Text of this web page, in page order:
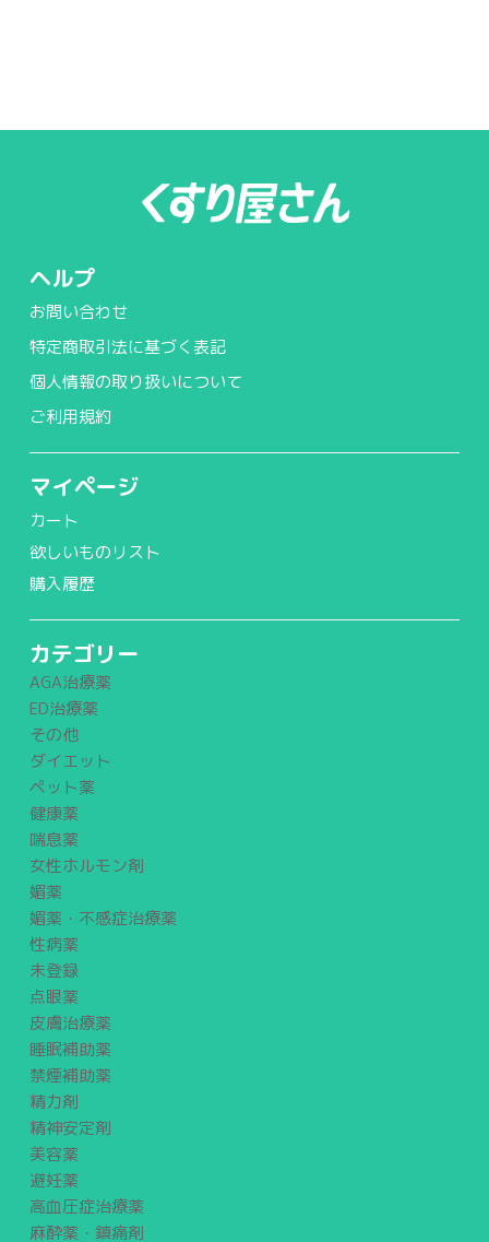
ヘルプ
お問い合わせ
特定商取引法に基づく表記
個人情報の取り扱いについて
ご利用規約
マイページ
カート
欲しいものリスト
購入履歴
カテゴリー
AGA治療薬
ED治療薬
その他
ダイエット
ペット薬
健康薬
喘息薬
女性ホルモン剤
媚薬
媚薬・不感症治療薬
性病薬
未登録
点眼薬
皮膚治療薬
睡眠補助薬
禁煙補助薬
精力剤
精神安定剤
美容薬
避妊薬
高血圧症治療薬
麻酔薬・鎮痛剤